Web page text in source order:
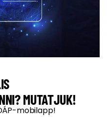
MUTATJUK!
mobilapp!